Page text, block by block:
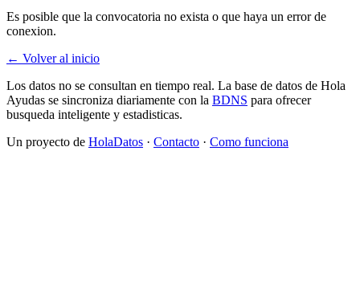
Es posible que la convocatoria no exista o que haya un error de
conexion.
← Volver al inicio
Los datos no se consultan en tiempo real. La base de datos de Hola
Ayudas se sincroniza diariamente con la BDNS para ofrecer
busqueda inteligente y estadisticas.
Un proyecto de HolaDatos · Contacto · Como funciona